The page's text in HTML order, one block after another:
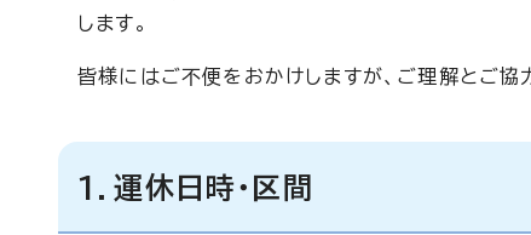
します。
皆様にはご不便をおかけしますが、ご理解とご協
1．運休日時・区間